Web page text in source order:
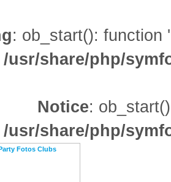
: ob_start(): function
/usr/share/php/
Notice:
/usr/share/php/